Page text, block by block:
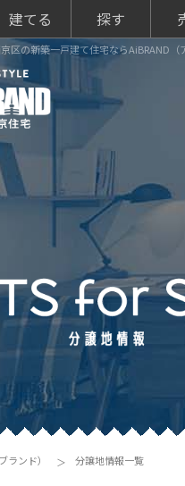
建てる 探す
区の新築一戸建て住宅ならAiBRAND（
ランド） 分譲地情報一覧